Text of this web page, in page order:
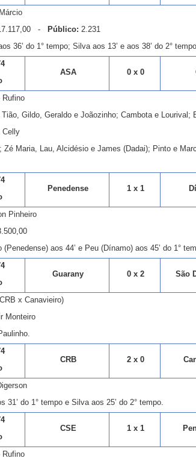
- Público: 2.231
36’ do 1° tempo; Silva aos 13’ e aos 38’ do 2°
ASA 0 x 0
Rufino
Tião, Gildo, Geraldo e Joãozinho; Cambota e Lourival;
Celly
Zé Maria, Lau, Alcidésio e James (Dadai); Pinto e
Penedense 1 x 1
Pinheiro
(Penedense) aos 44’ e Peu (Dínamo) aos 45’ do 1°
Guarany 0 x 2 São
x Canavieiro)
Monteiro
CRB 2 x 0
31’ do 1° tempo e Silva aos 25’ do 2° tempo.
CSE 1 x 1
Rufino